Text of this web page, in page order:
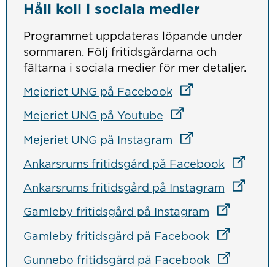
Håll koll i sociala medier
Programmet uppdateras löpande under
sommaren. Följ fritidsgårdarna och
fältarna i sociala medier för mer detaljer.
Mejeriet UNG på FacebookLänk till annan
Länk till annan
Länk till annan
Mejeriet UNG på YoutubeLänk till annan
Länk till annan
Länk till annan
Mejeriet UNG på InstagramLänk till annan
Länk till annan
Länk till annan
Ankarsrums fritidsgård på FacebookLänk till
Länk till
Länk till
Ankarsrums fritidsgård på InstagramLänk till
Länk till
Länk till
Gamleby fritidsgård på InstagramLänk till
Länk till
Länk till
Gamleby fritidsgård på FacebookLänk till
Länk till
Länk till
Gunnebo fritidsgård på FacebookLänk till
Länk till
Länk till